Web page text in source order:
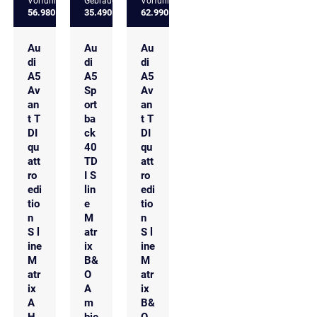
56.980 €
Au
di
A5
Av
an
t T
DI
qu
att
ro
edi
tio
n
S l
ine
M
atr
ix
A
35.490 €
Au
di
A5
Sp
ort
ba
ck
40
TD
I S
lin
e
M
atr
ix
B&
O
A
m
62.990 €
Au
di
A5
Av
an
t T
DI
qu
att
ro
edi
tio
n
S l
ine
M
atr
ix
B&